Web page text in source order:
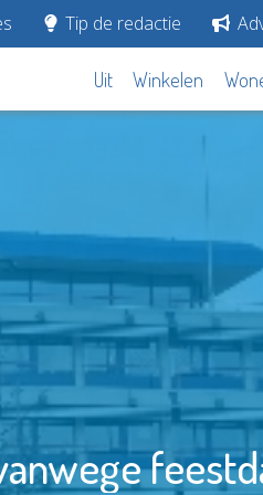
Tip de redactie
Uit Winkelen